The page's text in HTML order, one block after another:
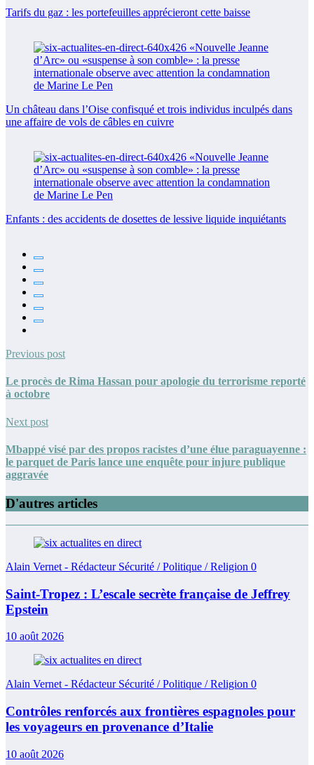
Tarifs du gaz : les portefeuilles apprécieront cette baisse
Un château dans l’Oise confisqué et trois individus inculpés dans
une affaire de vols de câbles en cuivre
Enfants : des accidents de dosettes de lessive liquide inquiétants
Previous post
Le procès de Rima Hassan pour apologie du terrorisme reporté
à octobre
Next post
Mbappé visé par des propos racistes d’une élue paraguayenne :
le parquet de Paris lance une enquête pour injure publique
aggravée
D'autres articles
Alain Vernet - Rédacteur Sécurité / Politique / Religion 0
Saint-Tropez : L’escale secrète française de Jeffrey
Epstein
10 août 2026
Alain Vernet - Rédacteur Sécurité / Politique / Religion 0
Contrôles renforcés aux frontières espagnoles pour
les voyageurs en provenance d’Italie
10 août 2026